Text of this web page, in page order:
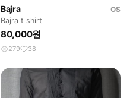
Bajra
OS
Bajra t shirt
80,000원
279 38